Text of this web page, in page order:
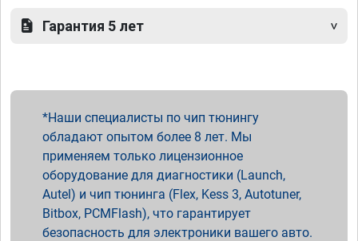
Гарантия 5 лет
Наши специалисты по чип тюнингу
обладают опытом более 8 лет. Мы
применяем только лицензионное
оборудование для диагностики (Launch,
Autel) и чип тюнинга (Flex, Kess 3, Autotuner,
Bitbox, PCMFlash), что гарантирует
безопасность для электроники вашего авто.